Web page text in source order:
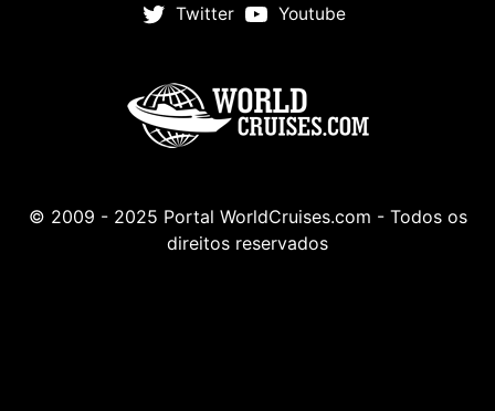
Twitter
Youtube
© 2009 - 2025 Portal WorldCruises.com - Todos os
direitos reservados